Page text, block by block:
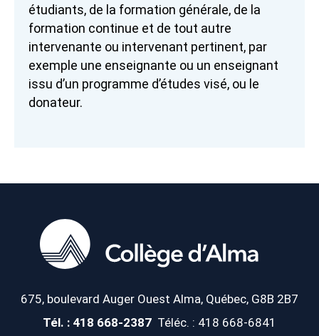
étudiants, de la formation générale, de la
formation continue et de tout autre
intervenante ou intervenant pertinent, par
exemple une enseignante ou un enseignant
issu d’un programme d’études visé, ou le
donateur.
675, boulevard Auger Ouest Alma, Québec, G8B 2B7
Tél. : 418 668-2387 Téléc. : 418 668-6841